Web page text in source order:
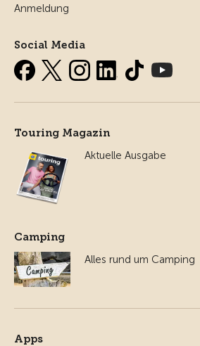
Anmeldung
Social Media
Touring Magazin
Aktuelle Ausgabe
Camping
Alles rund um Camping
Apps